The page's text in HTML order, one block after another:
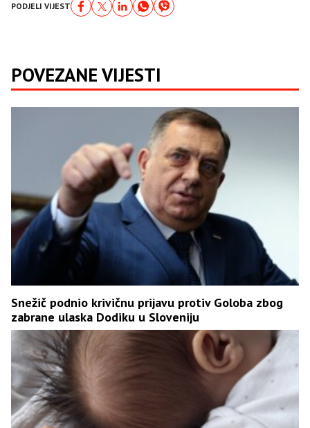
PODJELI VIJEST
POVEZANE VIJESTI
Snežič podnio krivičnu prijavu protiv Goloba zbog
zabrane ulaska Dodiku u Sloveniju